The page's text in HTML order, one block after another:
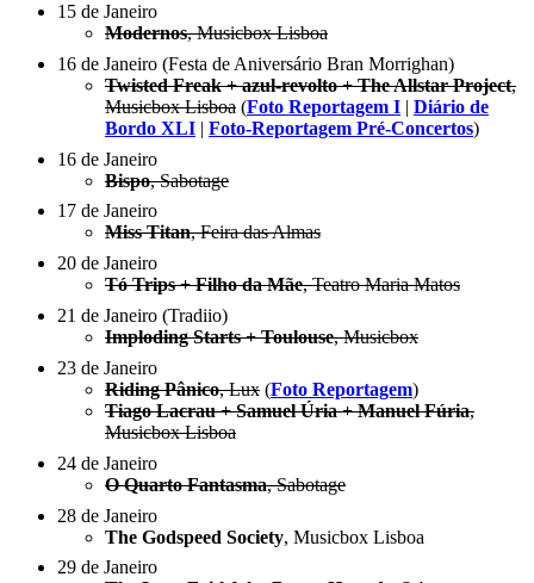
15 de Janeiro
Modernos, Musicbox Lisboa
16 de Janeiro (Festa de Aniversário Bran Morrighan)
Twisted Freak + azul-revolto + The Allstar Project,
Musicbox Lisboa (Foto Reportagem I | Diário de
Bordo XLI | Foto-Reportagem Pré-Concertos)
16 de Janeiro
Bispo, Sabotage
17 de Janeiro
Miss Titan, Feira das Almas
20 de Janeiro
Tó Trips + Filho da Mãe, Teatro Maria Matos
21 de Janeiro (Tradiio)
Imploding Starts + Toulouse, Musicbox
23 de Janeiro
Riding Pânico, Lux (Foto Reportagem)
Tiago Lacrau + Samuel Úria + Manuel Fúria,
Musicbox Lisboa
24 de Janeiro
O Quarto Fantasma, Sabotage
28 de Janeiro
The Godspeed Society, Musicbox Lisboa
29 de Janeiro